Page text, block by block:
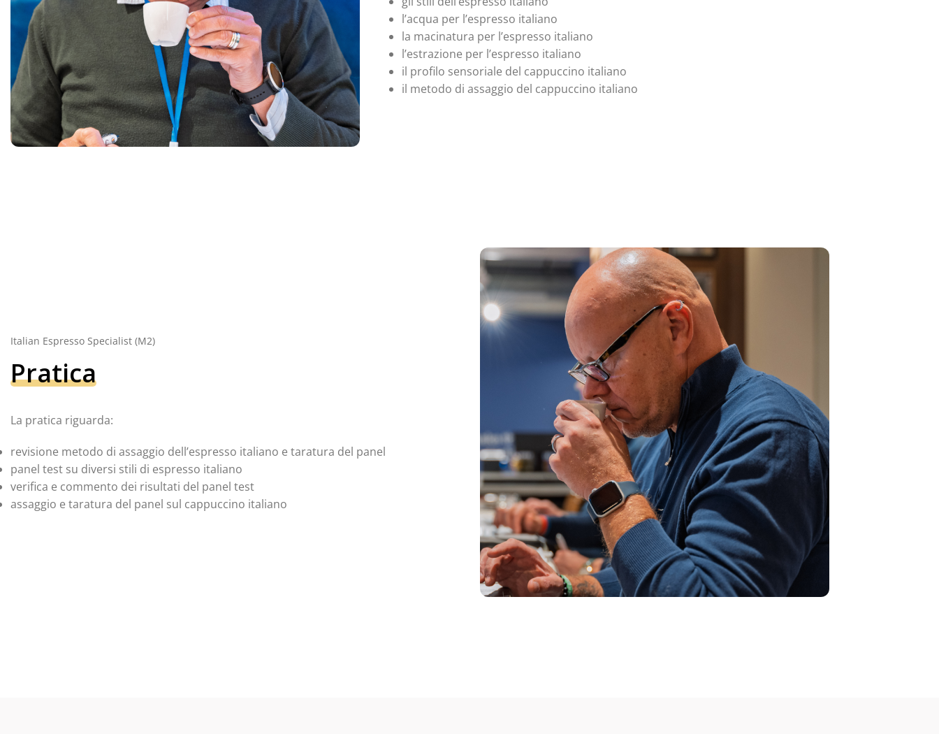
l’acqua per l’espresso italiano
la macinatura per l’espresso italiano
l’estrazione per l’espresso italiano
il profilo sensoriale del cappuccino italiano
il metodo di assaggio del cappuccino italiano
Italian Espresso Specialist (M2)
Pratica
La pratica riguarda:
revisione metodo di assaggio dell’espresso italiano e taratura del panel
panel test su diversi stili di espresso italiano
verifica e commento dei risultati del panel test
assaggio e taratura del panel sul cappuccino italiano